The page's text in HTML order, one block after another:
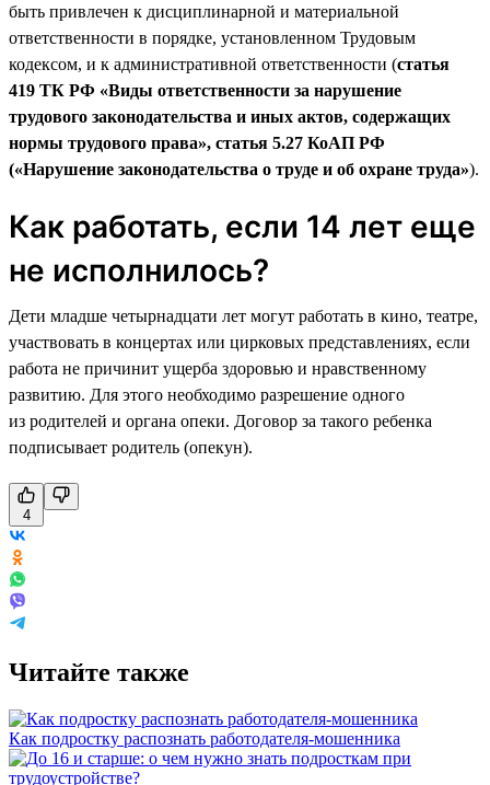
быть привлечен к дисциплинарной и материальной
ответственности в порядке, установленном Трудовым
кодексом, и к административной ответственности (статья
419 ТК РФ «Виды ответственности за нарушение
трудового законодательства и иных актов, содержащих
нормы трудового права», статья 5.27 КоАП РФ
(«Нарушение законодательства о труде и об охране труда»).
Как работать, если 14 лет еще
не исполнилось?
Дети младше четырнадцати лет могут работать в кино, театре,
участвовать в концертах или цирковых представлениях, если
работа не причинит ущерба здоровью и нравственному
развитию. Для этого необходимо разрешение одного
из родителей и органа опеки. Договор за такого ребенка
подписывает родитель (опекун).
4
Читайте также
Как подростку распознать работодателя-мошенника